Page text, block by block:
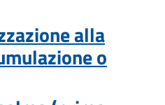
alla
o